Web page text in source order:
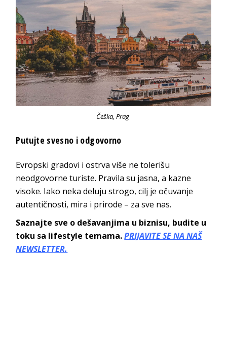
Češka, Prag
Putujte svesno i odgovorno
Evropski gradovi i ostrva više ne tolerišu
neodgovorne turiste. Pravila su jasna, a kazne
visoke. Iako neka deluju strogo, cilj je očuvanje
autentičnosti, mira i prirode – za sve nas.
Saznajte sve o dešavanjima u biznisu, budite u
toku sa lifestyle temama.PRIJAVITE SE NA NAŠ
NEWSLETTER.